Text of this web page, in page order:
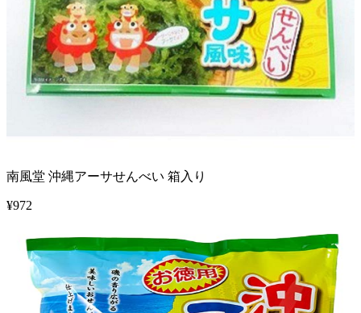
南風堂 沖縄アーサせんべい 箱入り
¥972